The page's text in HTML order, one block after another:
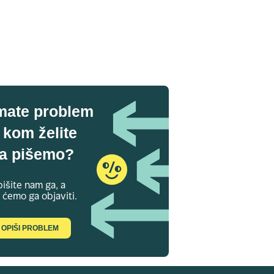
problem
kom želite
pišemo?
nam ga, a
ćemo ga objaviti.
OPIŠI PROBLEM